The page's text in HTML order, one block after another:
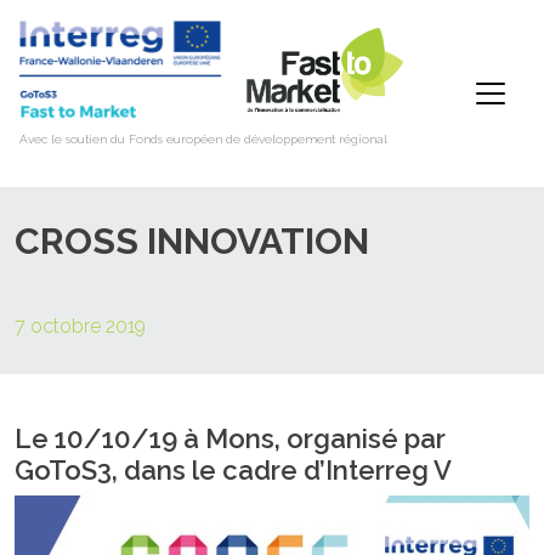
Fast To Market
Avec le soutien du Fonds européen de développement régional
CROSS INNOVATION
7 octobre 2019
Le 10/10/19 à Mons, organisé par
GoToS3, dans le cadre d’Interreg V